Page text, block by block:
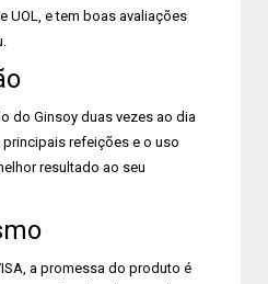
UOL, e tem boas avaliações
do Ginsoy duas vezes ao dia
refeições e o uso
resultado ao seu
a promessa do produto é